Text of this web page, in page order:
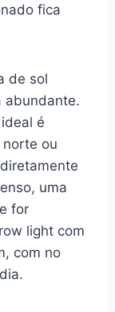
fica
de sol
abundante.
é
ou
uma
for
light com
com no